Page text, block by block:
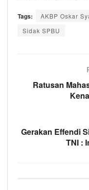
Tags: AKBP Oskar
Sidak SPBU
Ratusan
Gerakan Effendi
TNI :